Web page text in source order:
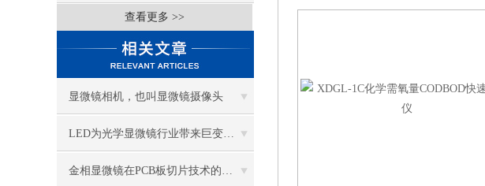
查看更多 >>
显微镜相机，也叫显微镜摄像头
LED为光学显微镜行业带来巨变 优势比传统卤素更明显
金相显微镜在PCB板切片技术的过程控制中的作用